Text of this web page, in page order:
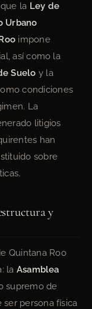
la Ley de
Urbano
impone
así como la
Suelo y la
condiciones
La
litigios
han
sobre
y
Quintana Roo
la Asamblea
supremo de
ser persona física